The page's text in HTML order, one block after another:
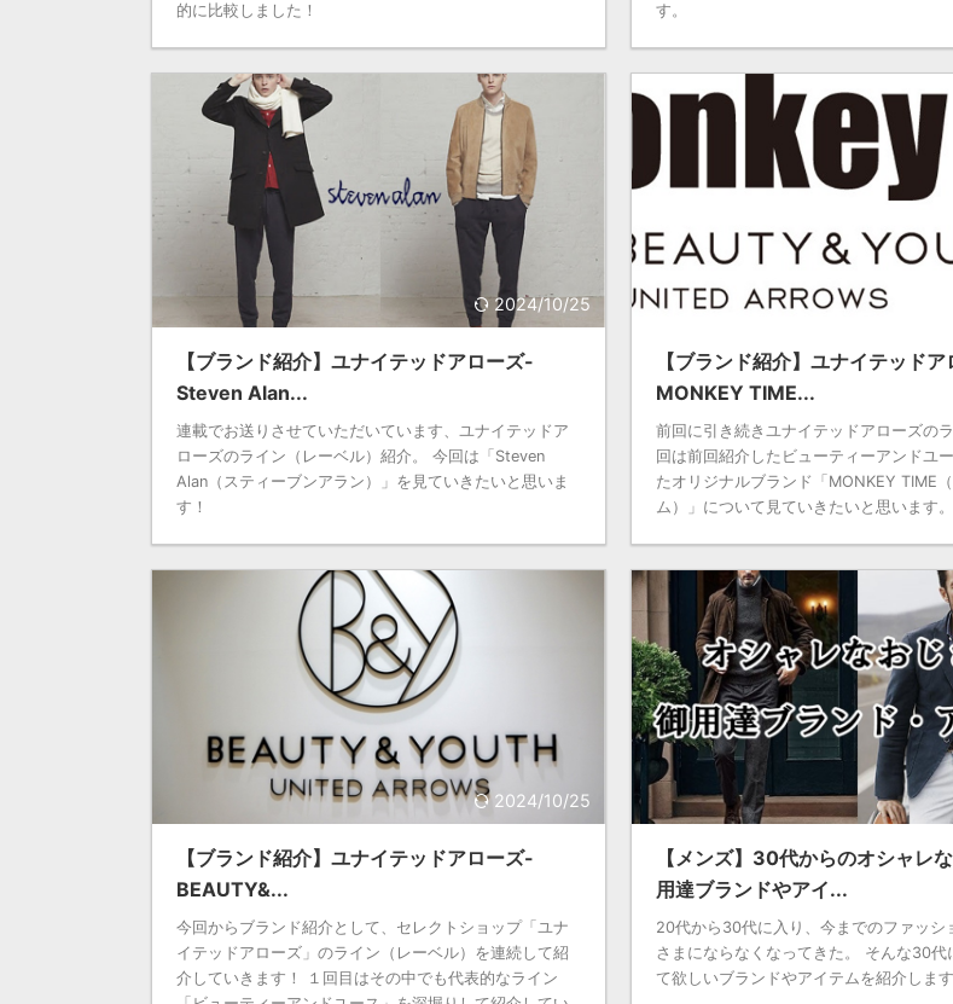
的に比較しました！
す。
2024/10/25
【ブランド紹介】ユナイテッドアローズ-
Steven Alan...
連載でお送りさせていただいています、ユナイテッドア
ローズのライン（レーベル）紹介。 今回は「Steven
Alan（スティーブンアラン）」を見ていきたいと思いま
す！
【ブランド紹介】ユナイテッド
MONKEY TIME...
前回に引き続きユナイテッドアローズの
回は前回紹介したビューティーアンドユ
たオリジナルブランド「MONKEY TIME
ム）」について見ていきたいと思います。
2024/10/25
【ブランド紹介】ユナイテッドアローズ-
BEAUTY&...
今回からブランド紹介として、セレクトショップ「ユナ
イテッドアローズ」のライン（レーベル）を連続して紹
介していきます！ １回目はその中でも代表的なライン
【メンズ】30代からのオシャレ
用達ブランドやアイ...
20代から30代に入り、今までのファッシ
さまにならなくなってきた。 そんな30代
て欲しいブランドやアイテムを紹介します